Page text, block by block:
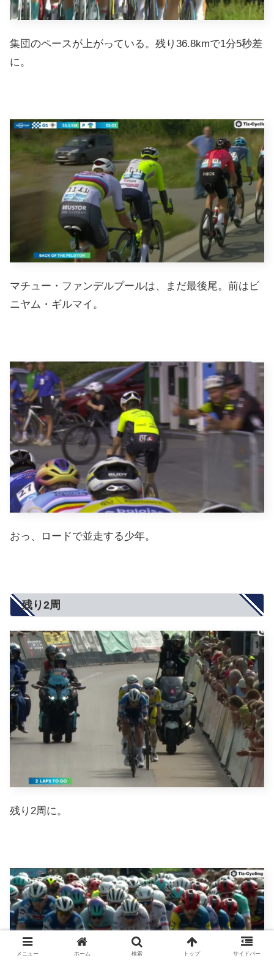
集団のペースが上がっている。残り36.8kmで1分5秒差
に。
マチュー・ファンデルプールは、まだ最後尾。前はビ
ニヤム・ギルマイ。
おっ、ロードで並走する少年。
残り2周
残り2周に。
メニュー ホーム 検索 トップ サイドバー